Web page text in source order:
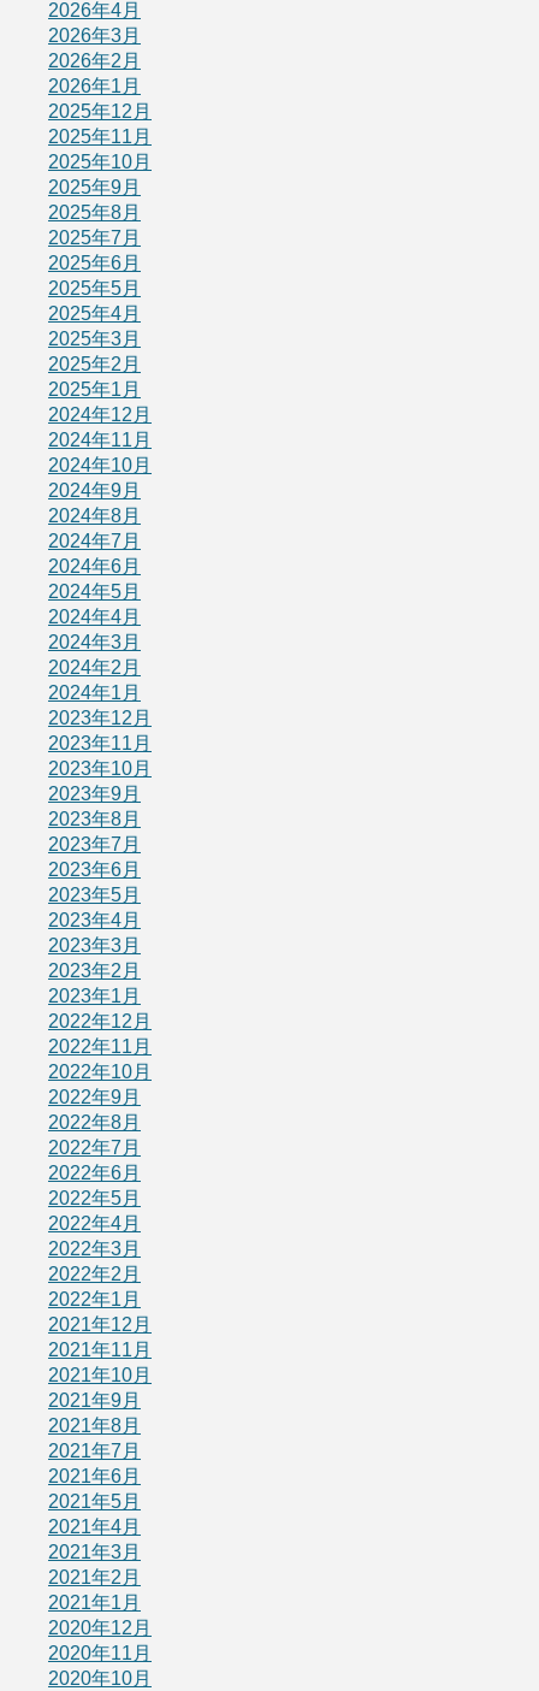
2026年4月
2026年3月
2026年2月
2026年1月
2025年12月
2025年11月
2025年10月
2025年9月
2025年8月
2025年7月
2025年6月
2025年5月
2025年4月
2025年3月
2025年2月
2025年1月
2024年12月
2024年11月
2024年10月
2024年9月
2024年8月
2024年7月
2024年6月
2024年5月
2024年4月
2024年3月
2024年2月
2024年1月
2023年12月
2023年11月
2023年10月
2023年9月
2023年8月
2023年7月
2023年6月
2023年5月
2023年4月
2023年3月
2023年2月
2023年1月
2022年12月
2022年11月
2022年10月
2022年9月
2022年8月
2022年7月
2022年6月
2022年5月
2022年4月
2022年3月
2022年2月
2022年1月
2021年12月
2021年11月
2021年10月
2021年9月
2021年8月
2021年7月
2021年6月
2021年5月
2021年4月
2021年3月
2021年2月
2021年1月
2020年12月
2020年11月
2020年10月